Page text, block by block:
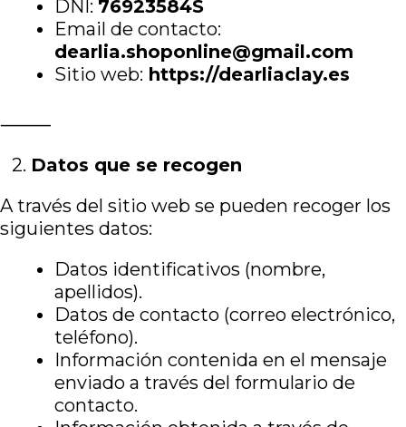
DNI: 76923584S
Email de contacto:
dearlia.shoponline@gmail.com
Sitio web: https://dearliaclay.es
⸻
2.⁠ ⁠ Datos que se recogen
A través del sitio web se pueden recoger los
siguientes datos:
Datos identificativos (nombre,
apellidos).
Datos de contacto (correo electrónico,
teléfono).
Información contenida en el mensaje
enviado a través del formulario de
contacto.